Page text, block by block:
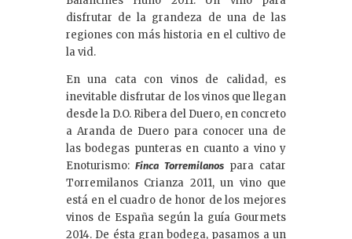
disfrutar de la grandeza de una de las
regiones con más historia en el cultivo de
la vid.
En una cata con vinos de calidad, es
inevitable disfrutar de los vinos que llegan
desde la D.O. Ribera del Duero, en concreto
a Aranda de Duero para conocer una de
las bodegas punteras en cuanto a vino y
Enoturismo: Finca Torremilanos para catar
Torremilanos Crianza 2011, un vino que
está en el cuadro de honor de los mejores
vinos de España según la guía Gourmets
2014. De ésta gran bodega, pasamos a un